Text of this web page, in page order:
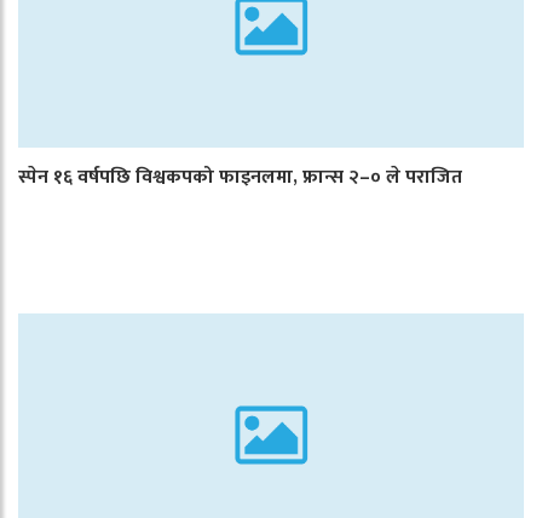
स्पेन १६ वर्षपछि विश्वकपको फाइनलमा, फ्रान्स २–० ले पराजित